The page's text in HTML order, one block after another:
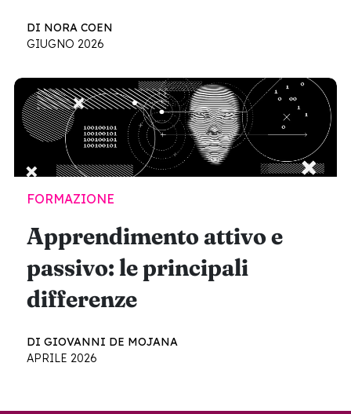
DI NORA COEN
GIUGNO 2026
FORMAZIONE
Apprendimento attivo e
passivo: le principali
differenze
DI GIOVANNI DE MOJANA
APRILE 2026